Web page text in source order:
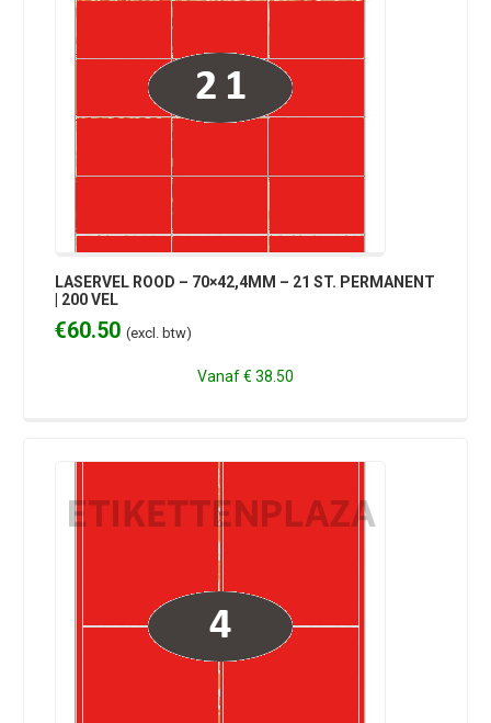
LASERVEL ROOD – 70×42,4MM – 21 ST. PERMANENT
| 200 VEL
€60.50 (excl. btw)
Vanaf€ 38.50